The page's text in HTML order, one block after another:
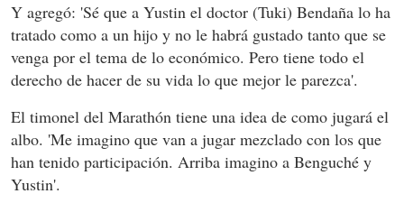
Y agregó: 'Sé que a Yustin el doctor (Tuki) Bendaña lo ha
tratado como a un hijo y no le habrá gustado tanto que se
venga por el tema de lo económico. Pero tiene todo el
derecho de hacer de su vida lo que mejor le parezca'.
El timonel del Marathón tiene una idea de como jugará el
albo. 'Me imagino que van a jugar mezclado con los que
han tenido participación. Arriba imagino a Benguché y
Yustin'.